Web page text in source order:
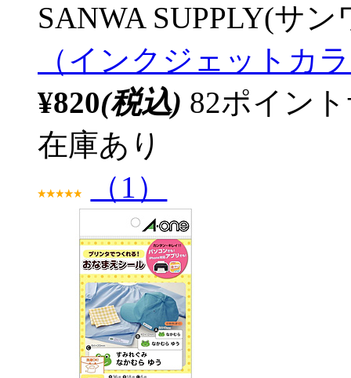
SANWA SUPPLY(サ
（インクジェットカ
¥820(税込) 82ポイン
在庫あり
（1）